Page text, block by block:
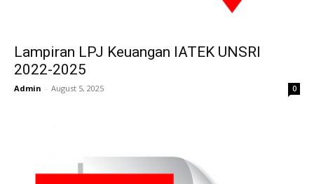
Lampiran LPJ Keuangan IATEK UNSRI
2022-2025
Admin - August 5, 2025 0